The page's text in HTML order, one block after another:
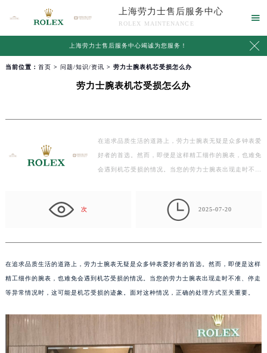
上海劳力士售后服务中心
ROLEX MAINTENANCE

上海劳力士售后服务中心竭诚为您服务！ 
当前位置： 首页 > 问题/知识/资讯 > 劳力士腕表机芯受损怎么办
劳力士腕表机芯受损怎么办
在追求品质生活的道路上，劳力士腕表无疑是众多钟表爱
好者的首选。然而，即便是这样精工细作的腕表，也难免
会遇到机芯受损的情况。当您的劳力士腕表出现走时不…
次  2025-07-20
在追求品质生活的道路上，劳力士腕表无疑是众多钟表爱好者的首选。然而，即便是这样
精工细作的腕表，也难免会遇到机芯受损的情况。当您的劳力士腕表出现走时不准、停走
等异常情况时，这可能是机芯受损的迹象。面对这种情况，正确的处理方式至关重要。